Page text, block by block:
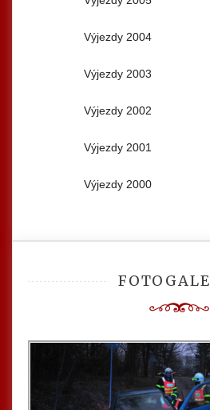
Výjezdy 2004
Výjezdy 2003
Výjezdy 2002
Výjezdy 2001
Výjezdy 2000